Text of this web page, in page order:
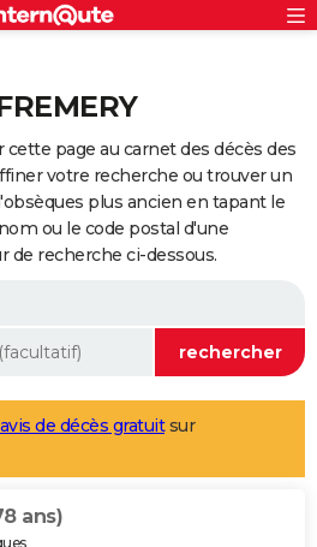
page au carnet des décès des
votre recherche ou trouver un
plus ancien en tapant le
ou le code postal d'une
recherche ci-dessous.
avis de décès gratuitsur
ans)